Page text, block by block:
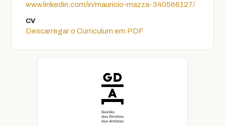
www.linkedin.com/in/mauricio-mazza-340566127/
CV
Descarregar o Curriculum em PDF